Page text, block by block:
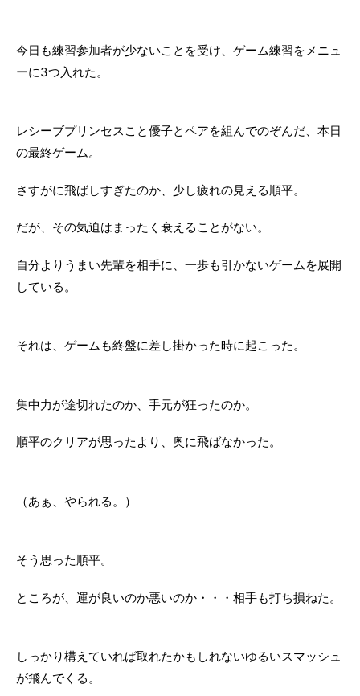
今日も練習参加者が少ないことを受け、ゲーム練習をメニュ
ーに3つ入れた。
レシーブプリンセスこと優子とペアを組んでのぞんだ、本日
の最終ゲーム。
さすがに飛ばしすぎたのか、少し疲れの見える順平。
だが、その気迫はまったく衰えることがない。
自分よりうまい先輩を相手に、一歩も引かないゲームを展開
している。
それは、ゲームも終盤に差し掛かった時に起こった。
集中力が途切れたのか、手元が狂ったのか。
順平のクリアが思ったより、奥に飛ばなかった。
（あぁ、やられる。）
そう思った順平。
ところが、運が良いのか悪いのか・・・相手も打ち損ねた。
しっかり構えていれば取れたかもしれないゆるいスマッシュ
が飛んでくる。